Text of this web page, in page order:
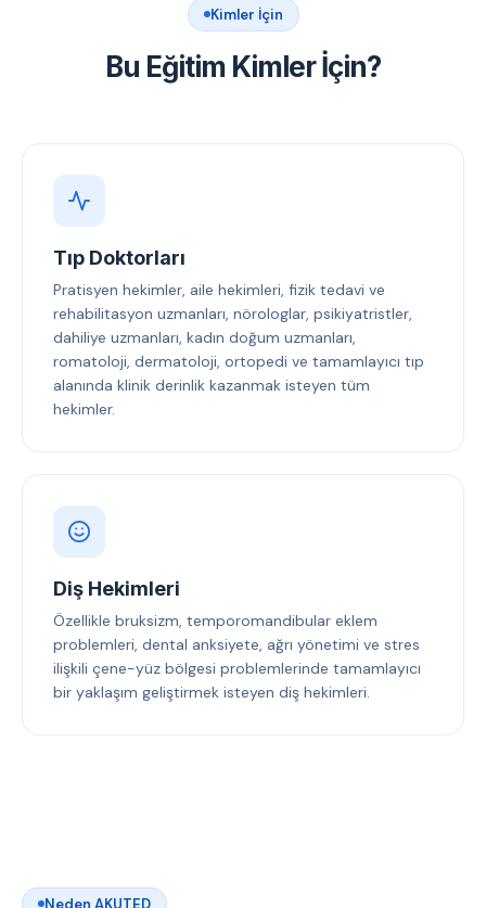
Kimler İçin
Bu Eğitim Kimler İçin?
Tıp Doktorları
Pratisyen hekimler, aile hekimleri, fizik tedavi ve
rehabilitasyon uzmanları, nörologlar, psikiyatristler,
dahiliye uzmanları, kadın doğum uzmanları,
romatoloji, dermatoloji, ortopedi ve tamamlayıcı tıp
alanında klinik derinlik kazanmak isteyen tüm
hekimler.
Diş Hekimleri
Özellikle bruksizm, temporomandibular eklem
problemleri, dental anksiyete, ağrı yönetimi ve stres
ilişkili çene-yüz bölgesi problemlerinde tamamlayıcı
bir yaklaşım geliştirmek isteyen diş hekimleri.
Neden AKUTED